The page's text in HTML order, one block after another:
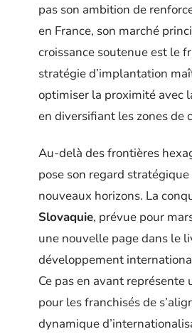
pas son ambition de
en France, son marché
croissance soutenue est le
stratégie d’implantation
optimiser la proximité avec
en diversifiant les zones de
Au-delà des frontières
pose son regard
nouveaux horizons. La
Slovaquie, prévue pour
une nouvelle page dans le
développement
Ce pas en avant
pour les franchisés de
dynamique